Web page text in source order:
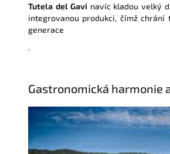
Tutela del Gavi navíc kladou velký
integrovanou produkci, čímž
generace
.
Gastronomická harmonie